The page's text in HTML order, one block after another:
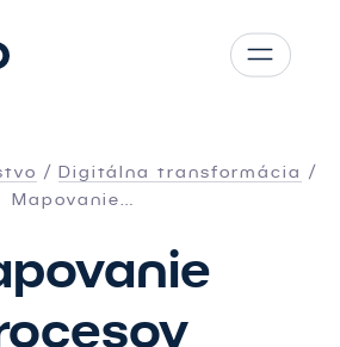
PL
Digitálna transformácia
Mapovanie…